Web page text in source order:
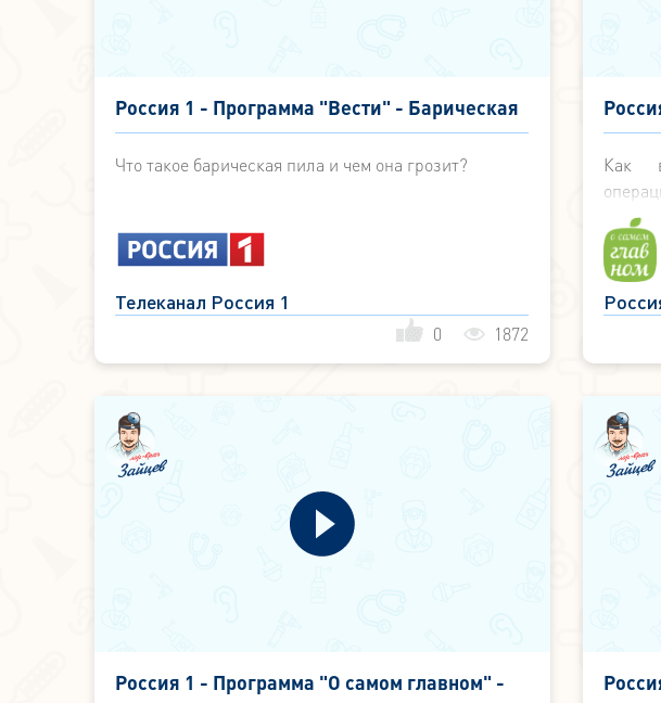
Россия 1 - Программа "Вести" - Барическая
пила: как ее пережить?
Что такое барическая пила и чем она грозит?
Телеканал Россия 1
0 1872
Как
Россия 1 - Программа "О самом главном" -